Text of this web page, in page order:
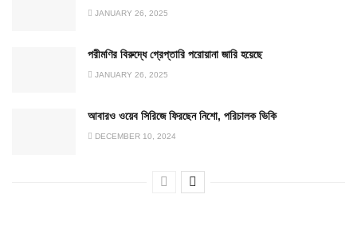
JANUARY 26, 2025
পরীমণির বিরুদ্ধে গ্রেপ্তারি পরোয়ানা জারি হয়েছে
JANUARY 26, 2025
আবারও ওয়েব সিরিজে ফিরছেন নিশো, পরিচালক ভিকি
DECEMBER 10, 2024